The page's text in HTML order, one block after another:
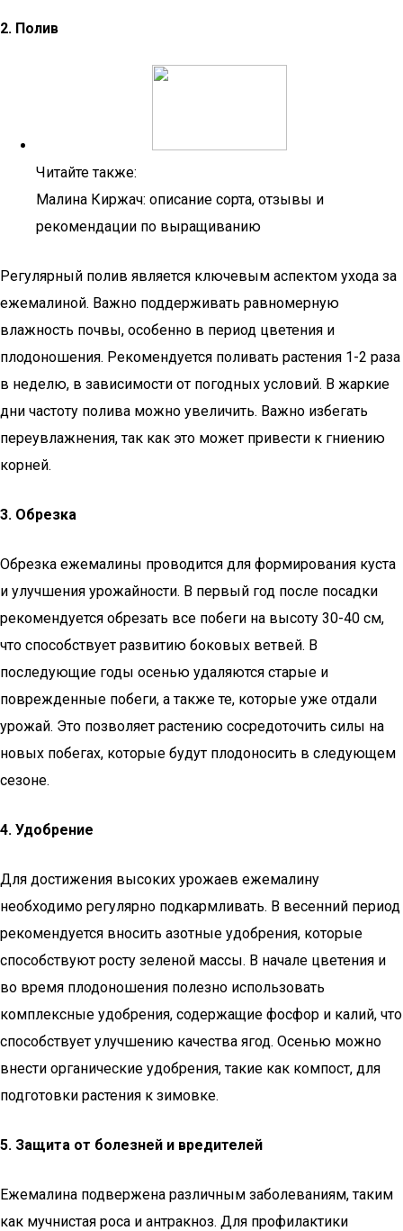
2. Полив
Читайте также:
Малина Киржач: описание сорта, отзывы и
рекомендации по выращиванию
Регулярный полив является ключевым аспектом ухода за
ежемалиной. Важно поддерживать равномерную
влажность почвы, особенно в период цветения и
плодоношения. Рекомендуется поливать растения 1-2 раза
в неделю, в зависимости от погодных условий. В жаркие
дни частоту полива можно увеличить. Важно избегать
переувлажнения, так как это может привести к гниению
корней.
3. Обрезка
Обрезка ежемалины проводится для формирования куста
и улучшения урожайности. В первый год после посадки
рекомендуется обрезать все побеги на высоту 30-40 см,
что способствует развитию боковых ветвей. В
последующие годы осенью удаляются старые и
поврежденные побеги, а также те, которые уже отдали
урожай. Это позволяет растению сосредоточить силы на
новых побегах, которые будут плодоносить в следующем
сезоне.
4. Удобрение
Для достижения высоких урожаев ежемалину
необходимо регулярно подкармливать. В весенний период
рекомендуется вносить азотные удобрения, которые
способствуют росту зеленой массы. В начале цветения и
во время плодоношения полезно использовать
комплексные удобрения, содержащие фосфор и калий, что
способствует улучшению качества ягод. Осенью можно
внести органические удобрения, такие как компост, для
подготовки растения к зимовке.
5. Защита от болезней и вредителей
Ежемалина подвержена различным заболеваниям, таким
как мучнистая роса и антракноз. Для профилактики